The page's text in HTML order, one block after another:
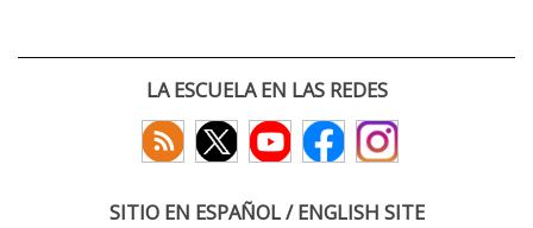
LA ESCUELA EN LAS REDES
SITIO EN ESPAÑOL / ENGLISH SITE